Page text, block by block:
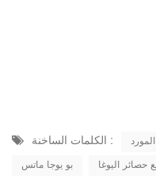
الكلمات الساخنة :
بو يوجا ماتس
حصائر اليوغا